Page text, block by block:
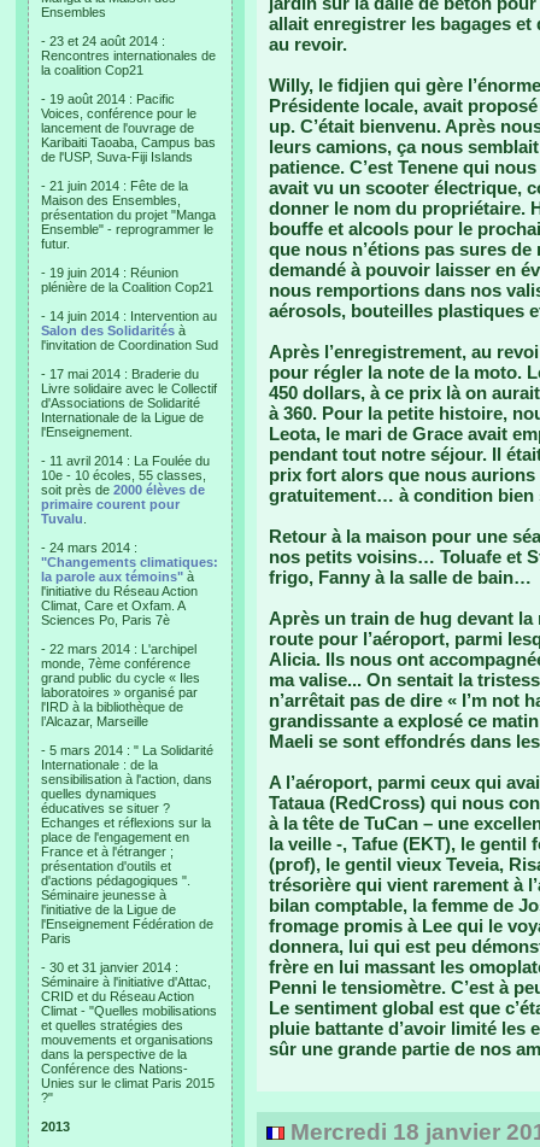
Ensembles
- 23 et 24 août 2014 :
Rencontres internationales de
la coalition Cop21
- 19 août 2014 : Pacific
Voices, conférence pour le
lancement de l'ouvrage de
Karibaiti Taoaba, Campus bas
de l'USP, Suva-Fiji Islands
- 21 juin 2014 : Fête de la
Maison des Ensembles,
présentation du projet "Manga
Ensemble" - reprogrammer le
futur.
- 19 juin 2014 : Réunion
plénière de la Coalition Cop21
- 14 juin 2014 : Intervention au
Salon des Solidarités à
l'invitation de Coordination Sud
- 17 mai 2014 : Braderie du
Livre solidaire avec le Collectif
d'Associations de Solidarité
Internationale de la Ligue de
l'Enseignement.
- 11 avril 2014 : La Foulée du
10e - 10 écoles, 55 classes,
soit près de 2000 élèves de
primaire courent pour
Tuvalu
- 24 mars 2014 :
"Changements climatiques:
la parole aux témoins" à
l'initiative du Réseau Action
Climat, Care et Oxfam. A
Sciences Po, Paris 7è
- 22 mars 2014 : L'archipel
monde, 7ème conférence
grand public du cycle « Iles
laboratoires » organisé par
l'IRD à la bibliothèque de
l’Alcazar, Marseille
- 5 mars 2014 : " La Solidarité
Internationale : de la
sensibilisation à l'action, dans
quelles dynamiques
éducatives se situer ?
Echanges et réflexions sur la
place de l'engagement en
France et à l'étranger ;
présentation d'outils et
d'actions pédagogiques ".
Séminaire jeunesse à
l'initiative de la Ligue de
l'Enseignement Fédération de
Paris
- 30 et 31 janvier 2014 :
Séminaire à l'initiative d'Attac,
CRID et du Réseau Action
Climat - "Quelles mobilisations
et quelles stratégies des
mouvements et organisations
dans la perspective de la
Conférence des Nations-
Unies sur le climat Paris 2015
?"
2013
allait enregistrer les bagages et
au revoir.
Willy, le fidjien qui gère
Présidente locale, avait
up. C’était bienvenu. Après
leurs camions, ça nous
patience. C’est Tenene qui
avait vu un scooter électrique,
donner le nom du propriétaire.
bouffe et alcools pour le
que nous n’étions pas sures
demandé à pouvoir laisser en
nous remportions dans nos
aérosols, bouteilles plastiques
Après l’enregistrement, au
pour régler la note de la moto.
450 dollars, à ce prix là on
à 360. Pour la petite histoire,
Leota, le mari de Grace avait
pendant tout notre séjour. Il
prix fort alors que nous
gratuitement… à condition bien
Retour à la maison pour une
nos petits voisins… Toluafe et
frigo, Fanny à la salle de bain…
Après un train de hug devant la
route pour l’aéroport, parmi
Alicia. Ils nous ont
ma valise... On sentait la
n’arrêtait pas de dire « I’m not
grandissante a explosé ce
Maeli se sont effondrés dans
A l’aéroport, parmi ceux qui
Tataua (RedCross) qui nous
à la tête de TuCan – une
la veille -, Tafue (EKT), le
(prof), le gentil vieux Teveia,
trésorière qui vient rarement à
bilan comptable, la femme de
fromage promis à Lee qui le
donnera, lui qui est peu
frère en lui massant les
Penni le tensiomètre. C’est à
Le sentiment global est que
pluie battante d’avoir limité
sûr une grande partie de nos
Mercredi 18 janvier